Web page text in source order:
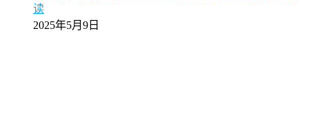
读
2025年5月9日